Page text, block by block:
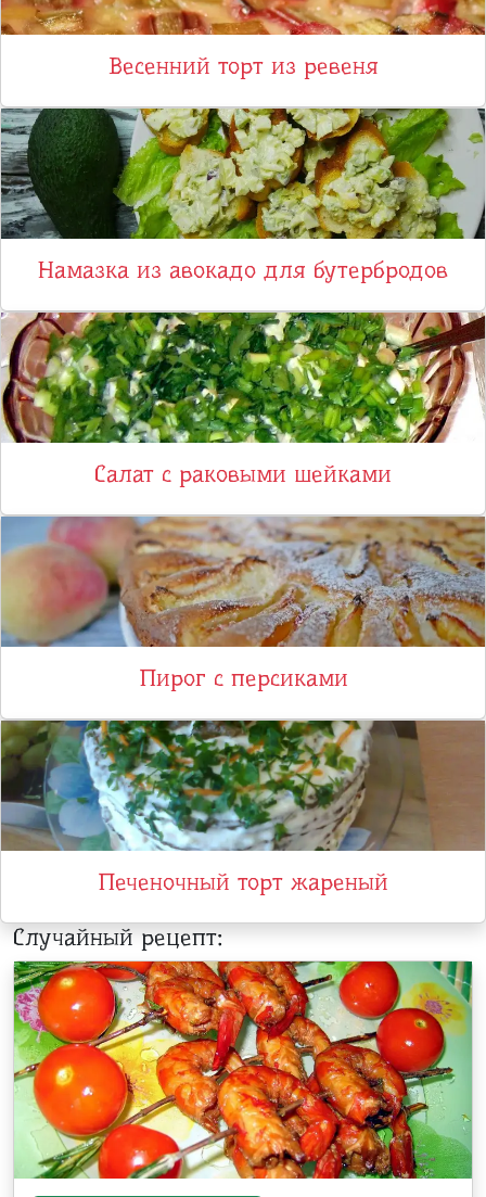
Весенний торт из ревеня
Намазка из авокадо для бутербродов
Салат с раковыми шейками
Пирог с персиками
Печеночный торт жареный
Случайный рецепт: